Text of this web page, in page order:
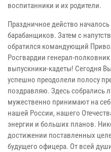
воспитанники и их родители.
Праздничное действо
барабанщиков. Затем с
обратился командующий
Росгвардии генерал-
выпускники-кадеты! Сегодня
успешно преодолели полосу
поздравляю. Здесь собрались
мужественно принимают на
нашей России, нашего
энергии и больших планов.
достижении поставленных
будущего офицера. От всей